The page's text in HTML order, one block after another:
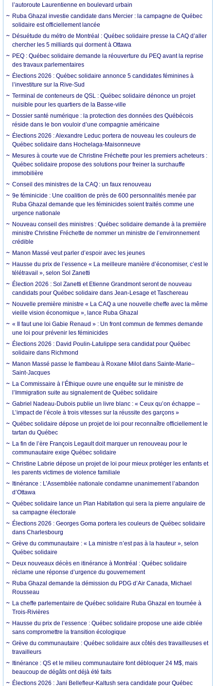
l’autoroute Laurentienne en boulevard urbain
Ruba Ghazal investie candidate dans Mercier : la campagne de Québec
solidaire est officiellement lancée
Désuétude du métro de Montréal : Québec solidaire presse la CAQ d’aller
chercher les 5 milliards qui dorment à Ottawa
PEQ : Québec solidaire demande la réouverture du PEQ avant la reprise
des travaux parlementaires
Élections 2026 : Québec solidaire annonce 5 candidates féminines à
l’investiture sur la Rive-Sud
Terminal de conteneurs de QSL : Québec solidaire dénonce un projet
nuisible pour les quartiers de la Basse-ville
Dossier santé numérique : la protection des données des Québécois
réside dans le bon vouloir d’une compagnie américaine
Élections 2026 : Alexandre Leduc portera de nouveau les couleurs de
Québec solidaire dans Hochelaga-Maisonneuve
Mesures à courte vue de Christine Fréchette pour les premiers acheteurs :
Québec solidaire propose des solutions pour freiner la surchauffe
immobilière
Conseil des ministres de la CAQ : un faux renouveau
9e féminicide : Une coalition de près de 600 personnalités menée par
Ruba Ghazal demande que les féminicides soient traités comme une
urgence nationale
Nouveau conseil des ministres : Québec solidaire demande à la première
ministre Christine Fréchette de nommer un ministre de l’environnement
crédible
Manon Massé veut parler d’espoir avec les jeunes
Hausse du prix de l’essence « La meilleure manière d’économiser, c’est le
télétravail », selon Sol Zanetti
Élection 2026 : Sol Zanetti et Etienne Grandmont seront de nouveau
candidats pour Québec solidaire dans Jean-Lesage et Taschereau
Nouvelle première ministre « La CAQ a une nouvelle cheffe avec la même
vieille vision économique », lance Ruba Ghazal
« Il faut une loi Gabie Renaud » : Un front commun de femmes demande
une loi pour prévenir les féminicides
Élections 2026 : David Poulin-Latulippe sera candidat pour Québec
solidaire dans Richmond
Manon Massé passe le flambeau à Roxane Milot dans Sainte-Marie–
Saint-Jacques
La Commissaire à l’Éthique ouvre une enquête sur le ministre de
l’Immigration suite au signalement de Québec solidaire
Gabriel Nadeau-Dubois publie un livre blanc : « Ceux qu’on échappe –
L’impact de l’école à trois vitesses sur la réussite des garçons »
Québec solidaire dépose un projet de loi pour reconnaître officiellement le
tartan du Québec
La fin de l’ère François Legault doit marquer un renouveau pour le
communautaire exige Québec solidaire
Christine Labrie dépose un projet de loi pour mieux protéger les enfants et
les parents victimes de violence familiale
Itinérance : L’Assemblée nationale condamne unanimement l’abandon
d’Ottawa
Québec solidaire lance un Plan Habitation qui sera la pierre angulaire de
sa campagne électorale
Élections 2026 : Georges Goma portera les couleurs de Québec solidaire
dans Charlesbourg
Grève du communautaire : « La ministre n’est pas à la hauteur », selon
Québec solidaire
Deux nouveaux décès en itinérance à Montréal : Québec solidaire
réclame une réponse d’urgence du gouvernement
Ruba Ghazal demande la démission du PDG d’Air Canada, Michael
Rousseau
La cheffe parlementaire de Québec solidaire Ruba Ghazal en tournée à
Trois-Rivières
Hausse du prix de l’essence : Québec solidaire propose une aide ciblée
sans compromettre la transition écologique
Grève du communautaire : Québec solidaire aux côtés des travailleuses et
travailleurs
Itinérance : QS et le milieu communautaire font débloquer 24 M$, mais
beaucoup de dégâts ont déjà été faits
Élections 2026 : Jani Bellefleur-Kaltush sera candidate pour Québec